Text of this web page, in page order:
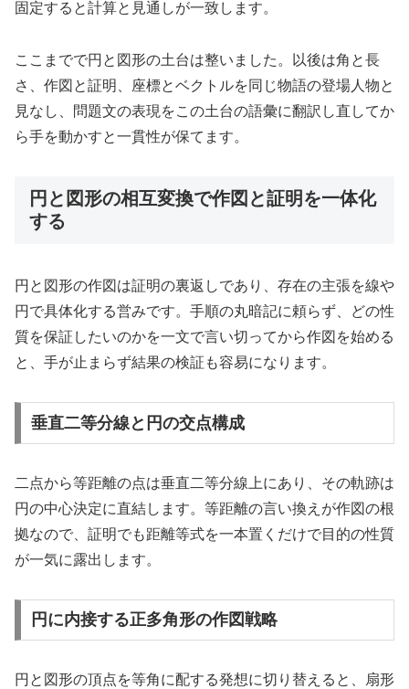
固定すると計算と見通しが一致します。
ここまでで円と図形の土台は整いました。以後は角と長
さ、作図と証明、座標とベクトルを同じ物語の登場人物と
見なし、問題文の表現をこの土台の語彙に翻訳し直してか
ら手を動かすと一貫性が保てます。
円と図形の相互変換で作図と証明を一体化
する
円と図形の作図は証明の裏返しであり、存在の主張を線や
円で具体化する営みです。手順の丸暗記に頼らず、どの性
質を保証したいのかを一文で言い切ってから作図を始める
と、手が止まらず結果の検証も容易になります。
垂直二等分線と円の交点構成
二点から等距離の点は垂直二等分線上にあり、その軌跡は
円の中心決定に直結します。等距離の言い換えが作図の根
拠なので、証明でも距離等式を一本置くだけで目的の性質
が一気に露出します。
円に内接する正多角形の作図戦略
円と図形の頂点を等角に配する発想に切り替えると、扇形